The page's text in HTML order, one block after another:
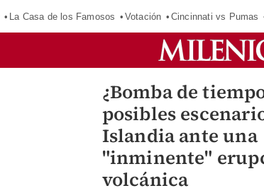
La Casa de los Famosos Votación Cincinnati vs Pumas
¿Bomba de
posibles
Islandia ante una
"inminente"
volcánica